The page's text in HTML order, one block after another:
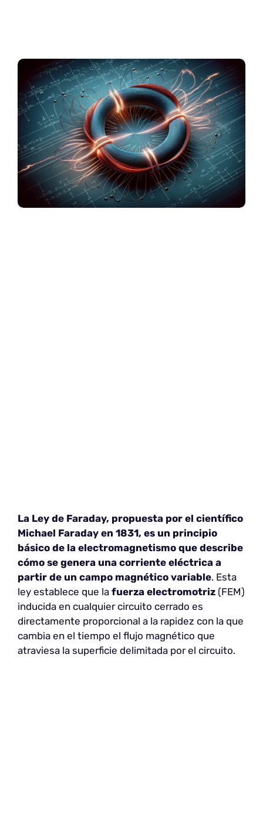
La Ley de Faraday, propuesta por el científico
Michael Faraday en 1831, es un principio
básico de la electromagnetismo que describe
cómo se genera una corriente eléctrica a
partir de un campo magnético variable. Esta
ley establece que la fuerza electromotriz (FEM)
inducida en cualquier circuito cerrado es
directamente proporcional a la rapidez con la que
cambia en el tiempo el flujo magnético que
atraviesa la superficie delimitada por el circuito.